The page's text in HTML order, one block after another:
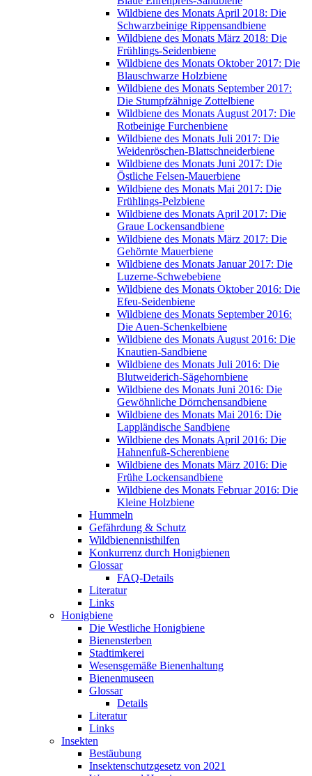
Wildbiene des Monats April 2018: Die
Schwarzbeinige Rippensandbiene
Wildbiene des Monats März 2018: Die
Frühlings-Seidenbiene
Wildbiene des Monats Oktober 2017: Die
Blauschwarze Holzbiene
Wildbiene des Monats September 2017:
Die Stumpfzähnige Zottelbiene
Wildbiene des Monats August 2017: Die
Rotbeinige Furchenbiene
Wildbiene des Monats Juli 2017: Die
Weidenröschen-Blattschneiderbiene
Wildbiene des Monats Juni 2017: Die
Östliche Felsen-Mauerbiene
Wildbiene des Monats Mai 2017: Die
Frühlings-Pelzbiene
Wildbiene des Monats April 2017: Die
Graue Lockensandbiene
Wildbiene des Monats März 2017: Die
Gehörnte Mauerbiene
Wildbiene des Monats Januar 2017: Die
Luzerne-Schwebebiene
Wildbiene des Monats Oktober 2016: Die
Efeu-Seidenbiene
Wildbiene des Monats September 2016:
Die Auen-Schenkelbiene
Wildbiene des Monats August 2016: Die
Knautien-Sandbiene
Wildbiene des Monats Juli 2016: Die
Blutweiderich-Sägehornbiene
Wildbiene des Monats Juni 2016: Die
Gewöhnliche Dörnchensandbiene
Wildbiene des Monats Mai 2016: Die
Lappländische Sandbiene
Wildbiene des Monats April 2016: Die
Hahnenfuß-Scherenbiene
Wildbiene des Monats März 2016: Die
Frühe Lockensandbiene
Wildbiene des Monats Februar 2016: Die
Kleine Holzbiene
Hummeln
Gefährdung & Schutz
Wildbienennisthilfen
Konkurrenz durch Honigbienen
Glossar
FAQ-Details
Literatur
Links
Honigbiene
Die Westliche Honigbiene
Bienensterben
Stadtimkerei
Wesensgemäße Bienenhaltung
Bienenmuseen
Glossar
Details
Literatur
Links
Insekten
Bestäubung
Insektenschutzgesetz von 2021